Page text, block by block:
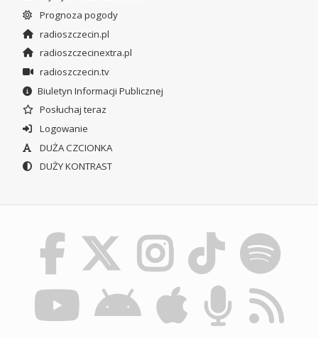
Prognoza pogody
radioszczecin.pl
radioszczecinextra.pl
radioszczecin.tv
Biuletyn Informacji Publicznej
Posłuchaj teraz
Logowanie
DUŻA CZCIONKA
DUŻY KONTRAST